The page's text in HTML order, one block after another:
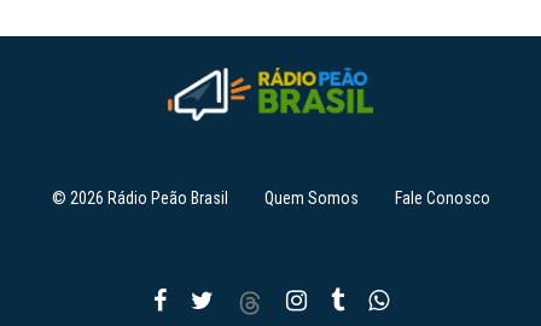
© 2026 Rádio Peão Brasil Quem Somos Fale Conosco